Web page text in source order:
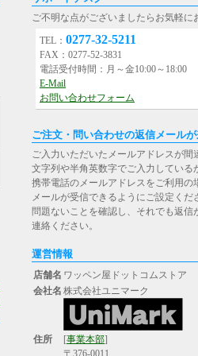
ご不明な点がございましたらお気軽に
TEL： 0277-32-5211
FAX：0277-52-3831
電話受付時間：月～金10:00～18:00
E-Mail
お問い合わせフォーム
ご注文・問い合わせの返信メール
ご入力いただいたメールアドレスが間
文字列や半角英数字でご入力している
携帯電話のメールアドレスをご利用の
メールが受信できるようにご設定くだ
問題ないことを確認し、それでも返
連絡ください。
運営情報
店舗名 ワッペン屋ドットコムストア
会社名 株式会社ユニマーク
住所 [事業本部]
〒376-0011